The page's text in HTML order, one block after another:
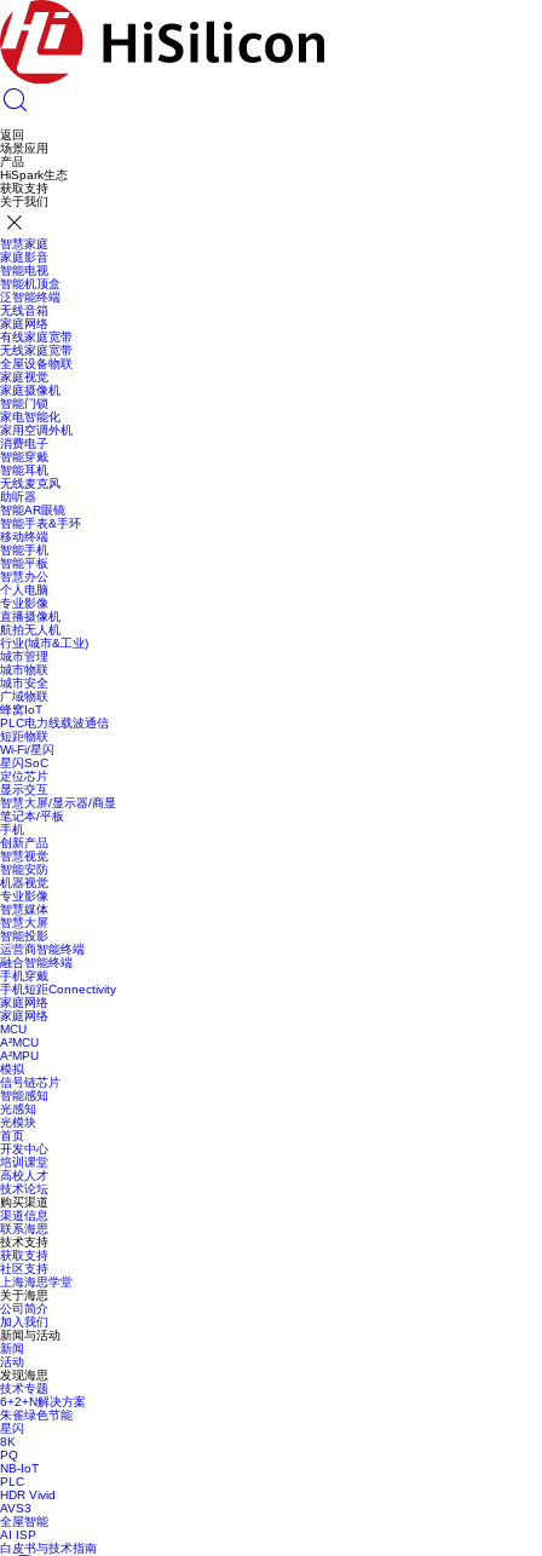
返回
场景应用
产品
HiSpark生态
获取支持
关于我们
智慧家庭
家庭影音
智能电视
智能机顶盒
泛智能终端
无线音箱
家庭网络
有线家庭宽带
无线家庭宽带
全屋设备物联
家庭视觉
家庭摄像机
智能门锁
家电智能化
家用空调外机
消费电子
智能穿戴
智能耳机
无线麦克风
助听器
智能AR眼镜
智能手表&手环
移动终端
智能手机
智能平板
智慧办公
个人电脑
专业影像
直播摄像机
航拍无人机
行业(城市&工业)
城市管理
城市物联
城市安全
广域物联
蜂窝IoT
PLC电力线载波通信
短距物联
Wi-Fi/星闪
星闪SoC
定位芯片
显示交互
智慧大屏/显示器/商显
笔记本/平板
手机
创新产品
智慧视觉
智能安防
机器视觉
专业影像
智慧媒体
智慧大屏
智能投影
运营商智能终端
融合智能终端
手机穿戴
手机短距Connectivity
家庭网络
家庭网络
MCU
A²MCU
A²MPU
模拟
信号链芯片
智能感知
光感知
光模块
首页
开发中心
培训课堂
高校人才
技术论坛
购买渠道
渠道信息
联系海思
技术支持
获取支持
社区支持
上海海思学堂
关于海思
公司简介
加入我们
新闻与活动
新闻
活动
发现海思
技术专题
6+2+N解决方案
朱雀绿色节能
星闪
8K
PQ
NB-IoT
PLC
HDR Vivid
AVS3
全屋智能
AI ISP
白皮书与技术指南